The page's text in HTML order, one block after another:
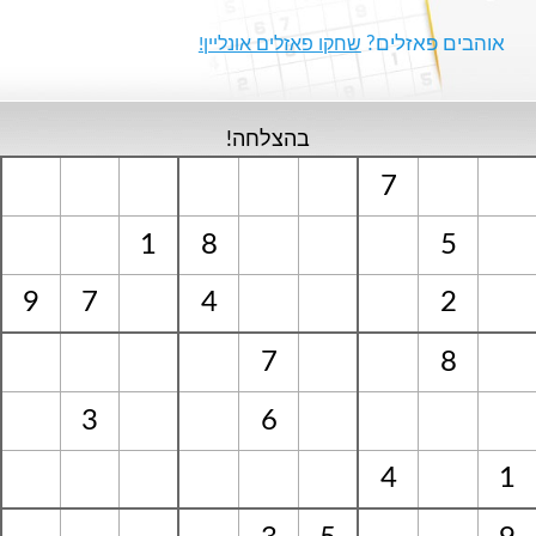
אוהבים פאזלים? שחקו פאזלים אונליין!
בהצלחה!
7
1 8
5
9
7 4 2
7 8
3
6
4
1